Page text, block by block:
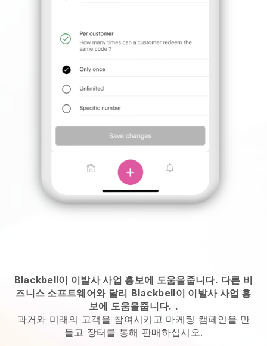
Blackbell이 이발사 사업 홍보에 도움을줍니다. 다른 비
즈니스 소프트웨어와 달리 Blackbell이 이발사 사업 홍
보에 도움을줍니다. .
과거와 미래의 고객을 참여시키고 마케팅 캠페인을 만
들고 장터를 통해 판매하십시오.